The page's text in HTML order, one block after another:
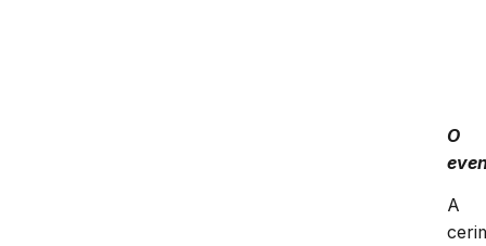
O
A